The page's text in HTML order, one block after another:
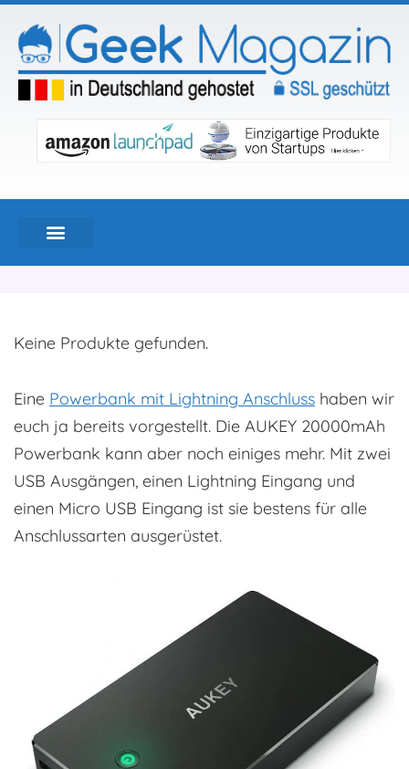
Keine Produkte gefunden.
Eine Powerbank mit Lightning Anschluss haben wir
euch ja bereits vorgestellt. Die AUKEY 20000mAh
Powerbank kann aber noch einiges mehr. Mit zwei
USB Ausgängen, einen Lightning Eingang und
einen Micro USB Eingang ist sie bestens für alle
Anschlussarten ausgerüstet.